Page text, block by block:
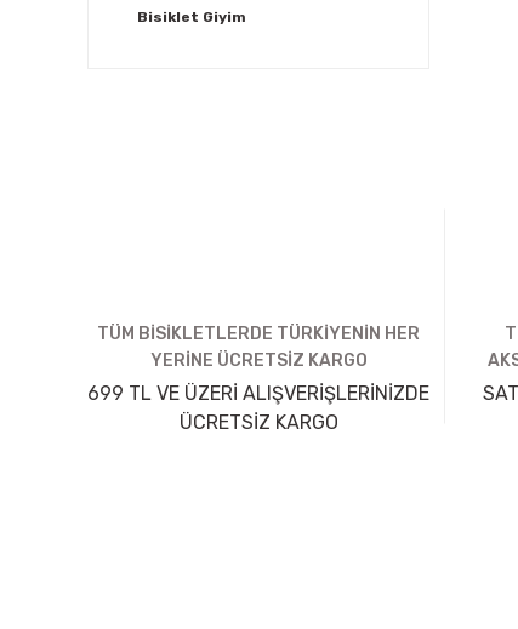
Bisiklet Giyim
TÜM BİSİKLETLERDE TÜRKİYENİN HER
YERİNE ÜCRETSİZ KARGO
699 TL VE ÜZERİ ALIŞVERİŞLERİNİZDE
ÜCRETSİZ KARGO